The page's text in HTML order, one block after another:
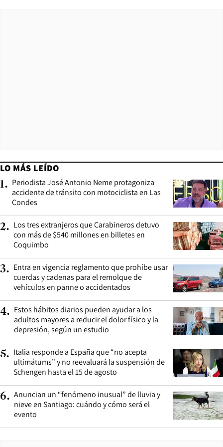
LO MÁS LEÍDO
1. Periodista José Antonio Neme protagoniza
accidente de tránsito con motociclista en Las
Condes
2. Los tres extranjeros que Carabineros detuvo
con más de $540 millones en billetes en
Coquimbo
3. Entra en vigencia reglamento que prohíbe usar
cuerdas y cadenas para el remolque de
vehículos en panne o accidentados
4. Estos hábitos diarios pueden ayudar a los
adultos mayores a reducir el dolor físico y la
depresión, según un estudio
5. Italia responde a España que “no acepta
ultimátums” y no reevaluará la suspensión de
Schengen hasta el 15 de agosto
6. Anuncian un “fenómeno inusual” de lluvia y
nieve en Santiago: cuándo y cómo será el
evento